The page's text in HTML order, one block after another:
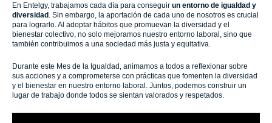
En Entelgy, trabajamos cada día para conseguir un entorno de igualdad y
diversidad . Sin embargo, la aportación de cada uno de nosotros es crucial
para lograrlo. Al adoptar hábitos que promuevan la diversidad y el
bienestar colectivo, no solo mejoramos nuestro entorno laboral, sino que
también contribuimos a una sociedad más justa y equitativa.
Durante este Mes de la Igualdad, animamos a todos a reflexionar sobre
sus acciones y a comprometerse con prácticas que fomenten la diversidad
y el bienestar en nuestro entorno laboral. Juntos, podemos construir un
lugar de trabajo donde todos se sientan valorados y respetados.